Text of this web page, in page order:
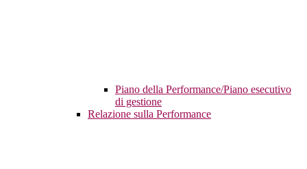
Piano della Performance/Piano esecutivo
di gestione
Relazione sulla Performance